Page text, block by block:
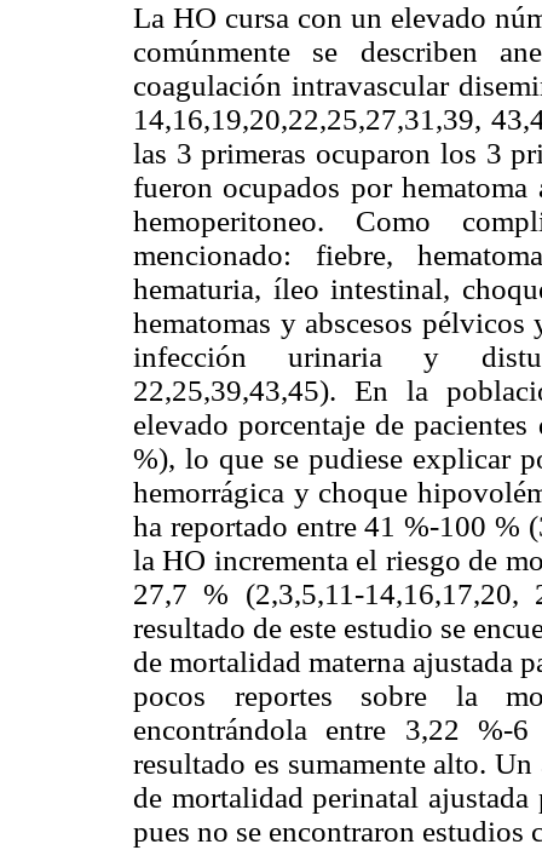
La HO cursa con un elevado
comúnmente se describen
coagulación intravascular
14,16,19,20,22,25,27,31,39,
las 3 primeras ocuparon los 3
fueron ocupados por
hemoperitoneo. Como
mencionado:fiebre,
hematuria, íleo intestinal,
hematomas y abscesos
infecciónurinaria y
22,25,39,43,45). En la
elevado porcentaje de
%), lo que se pudiese explicar
hemorrágica y choque
ha reportado entre 41 %-100 %
la HO incrementa el riesgo de
27,7 % (2,3,5,11-
resultado de este estudio se
de mortalidad materna ajustada
pocos reportes sobre la
encontrándola entre 3,22
resultado es sumamente alto.
de mortalidad perinatal
pues no se encontraron estudios